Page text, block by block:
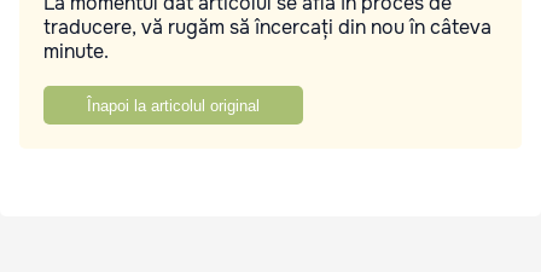
traducere, vă rugăm să încercați din nou în câteva
minute.
Înapoi la articolul original